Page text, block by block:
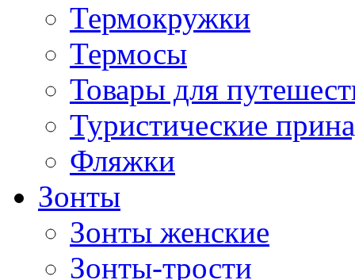
Термокружки
Термосы
Товары для
Туристические
Фляжки
Зонты
Зонты женские
Зонты-трости